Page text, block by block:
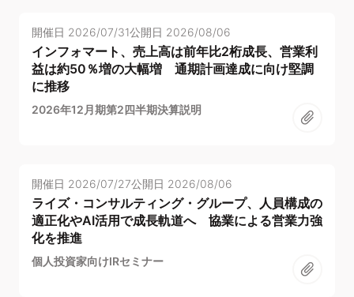
開催日 2026/07/31公開日 2026/08/06
インフォマート、売上高は前年比2桁成長、営業利
益は約50％増の大幅増 通期計画達成に向け堅調
に推移
2026年12月期第2四半期決算説明
開催日 2026/07/27公開日 2026/08/06
ライズ・コンサルティング・グループ、人員構成の
適正化やAI活用で成長軌道へ 協業による営業力強
化を推進
個人投資家向けIRセミナー